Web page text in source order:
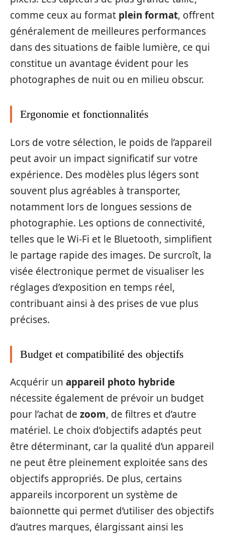
comme ceux au format plein format, offrent
généralement de meilleures performances
dans des situations de faible lumière, ce qui
constitue un avantage évident pour les
photographes de nuit ou en milieu obscur.
Ergonomie et fonctionnalités
Lors de votre sélection, le poids de l’appareil
peut avoir un impact significatif sur votre
expérience. Des modèles plus légers sont
souvent plus agréables à transporter,
notamment lors de longues sessions de
photographie. Les options de connectivité,
telles que le Wi-Fi et le Bluetooth, simplifient
le partage rapide des images. De surcroît, la
visée électronique permet de visualiser les
réglages d’exposition en temps réel,
contribuant ainsi à des prises de vue plus
précises.
Budget et compatibilité des objectifs
Acquérir un appareil photo hybride
nécessite également de prévoir un budget
pour l’achat de zoom, de filtres et d’autre
matériel. Le choix d’objectifs adaptés peut
être déterminant, car la qualité d’un appareil
ne peut être pleinement exploitée sans des
objectifs appropriés. De plus, certains
appareils incorporent un système de
baïonnette qui permet d’utiliser des objectifs
d’autres marques, élargissant ainsi les